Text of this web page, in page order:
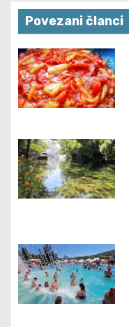
v
i
g
a
t
i
o
Povezani članci